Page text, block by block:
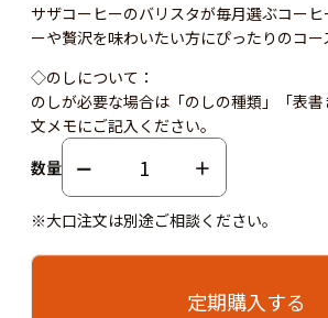
サザコーヒーのバリスタが毎月選ぶコー
ーや贅沢を味わいたい方にぴったりのコー
◇のしについて：
のしが必要な場合は「のしの種類」「表
文メモにご記入ください。
数量
※大口注文は別途ご相談ください。
定期購入する